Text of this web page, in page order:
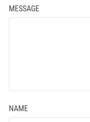
MESSAGE
NAME